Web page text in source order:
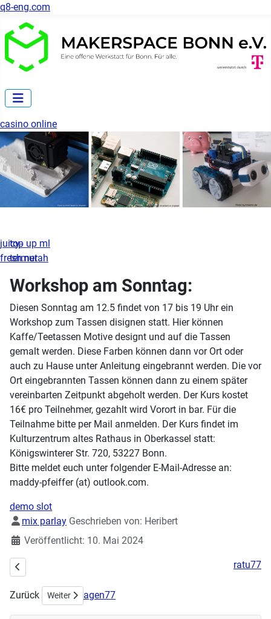
q8-eng.com
casino online
juicy-
fresh.net
Workshop am Sonntag:
Diesen Sonntag am 12.5 findet von 17 bis 19 Uhr ein
Workshop zum Tassen disignen statt. Hier können
Kaffe/Teetassen Motive designt und auf die Tassen
gemalt werden. Diese Farben können dann vor Ort oder
auch zu Hause unter Anleitung eingebrannt werden. Die vor
Ort eingebrannten Tassen können dann zu einem später
vereinbarten Zeitpunkt abgeholt werden. Der Kurs kostet
16€ pro Teilnehmer, gezahlt wird Vorort in bar. Für die
Teilnahme bitte per Mail anmelden. Der Kurs findet im
Kulturzentrum altes Rathaus in Oberkassel statt:
Königswinterer Str. 720, 53227 Bonn.
Bitte meldet euch unter folgender E-Mail-Adresse an:
maddy-pfeiffer (at) outlook.com.
demo slot
Details
mix parlay Geschrieben von: Heribert
Veröffentlicht: 10. Mai 2024
Vorheriger Beitrag: Stick- & Nähworkshop am 02.06.2024 ratu77
Zurück Nächster Beitrag: Workshop am Sonntag: Shrinkplastik
Weiter agen77
top up ml
termurah